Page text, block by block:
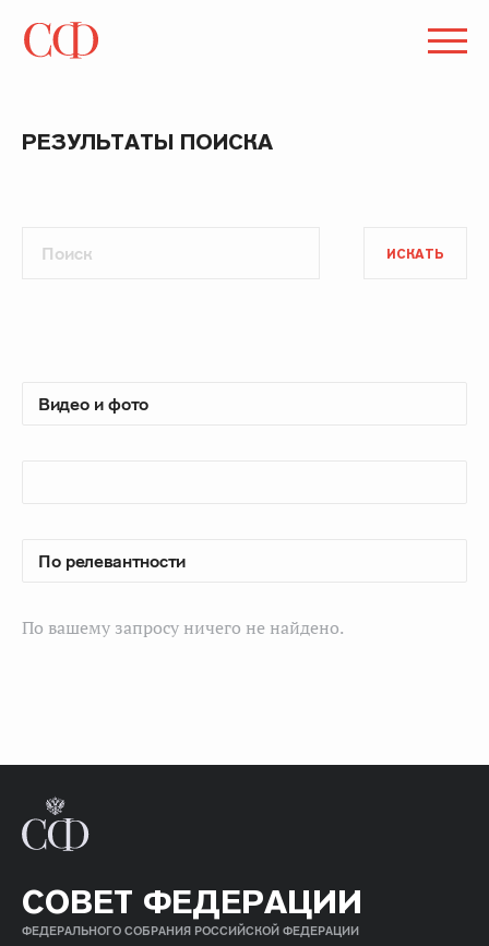
РЕЗУЛЬТАТЫ ПОИСКА
ИСКАТЬ
По вашему запросу ничего не найдено.
СОВЕТ ФЕДЕРАЦИИ
ФЕДЕРАЛЬНОГО СОБРАНИЯ РОССИЙСКОЙ ФЕДЕРАЦИИ